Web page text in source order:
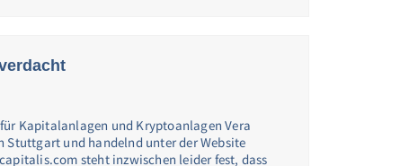
Kapitalanlagen und Kryptoanlagen Vera
Stuttgart und handelnd unter der Website
steht inzwischen leider fest, dass